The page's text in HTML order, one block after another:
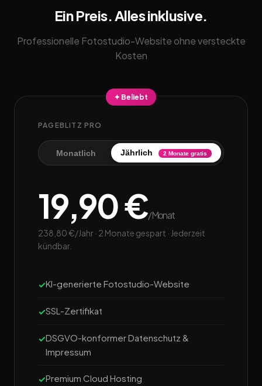
Ein Preis. Alles inklusive.
Professionelle Fotostudio-Website ohne versteckte
Kosten
✦ Beliebt
PAGEBLITZ PRO
Monatlich Jährlich 2 Monate gratis
19,90 €/Monat
238,80 €/Jahr · 2 Monate gespart · Jederzeit
kündbar.
KI-generierte Fotostudio-Website
SSL-Zertifikat
DSGVO-konformer Datenschutz &
Impressum
Premium Cloud Hosting